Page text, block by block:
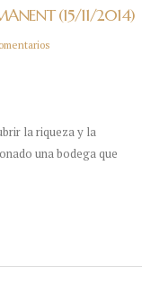
(15/11/2014)
la riqueza y la
una bodega que